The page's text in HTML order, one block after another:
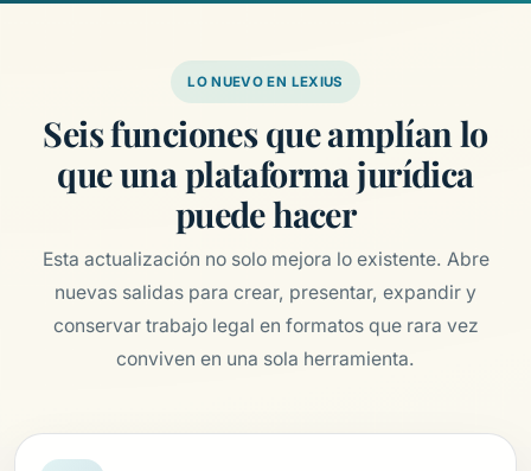
LO NUEVO EN LEXIUS
Seis funciones que amplían lo
que una plataforma jurídica
puede hacer
Esta actualización no solo mejora lo existente. Abre
nuevas salidas para crear, presentar, expandir y
conservar trabajo legal en formatos que rara vez
conviven en una sola herramienta.